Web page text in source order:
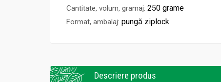
Cantitate, volum, gramaj: 250 grame
Format, ambalaj: pungă ziplock
Descriere produs